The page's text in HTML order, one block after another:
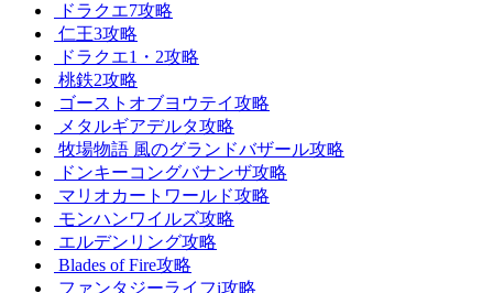
ドラクエ7攻略
仁王3攻略
ドラクエ1・2攻略
桃鉄2攻略
ゴーストオブヨウテイ攻略
メタルギアデルタ攻略
牧場物語 風のグランドバザール攻略
ドンキーコングバナンザ攻略
マリオカートワールド攻略
モンハンワイルズ攻略
エルデンリング攻略
Blades of Fire攻略
ファンタジーライフi攻略